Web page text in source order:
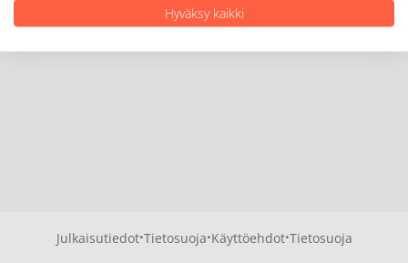
Julkaisutiedot·Tietosuoja·Käyttöehdot·Tietosuoja
Hyväksy kaikki